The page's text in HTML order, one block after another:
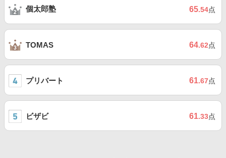
個太郎塾 65.54点
TOMAS 64.62点
プリバート 61.67点
ビザビ 61.33点